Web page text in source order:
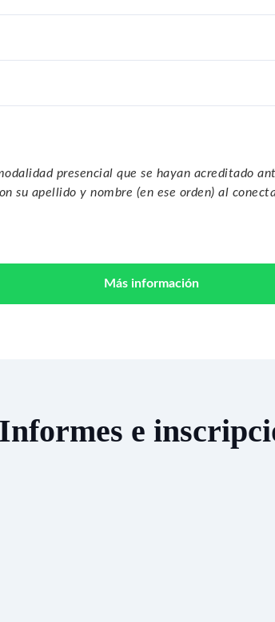
presencial que se hayan acreditado
su apellido y nombre (en ese orden) al
Más información
Informes e